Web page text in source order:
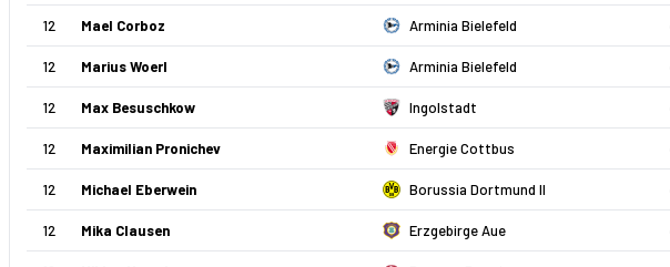
12 Mael Corboz Arminia Bielefeld
12 Marius Woerl Arminia Bielefeld
12 Max Besuschkow Ingolstadt
12 Maximilian Pronichev Energie Cottbus
12 Michael Eberwein Borussia Dortmund II
12 Mika Clausen Erzgebirge Aue